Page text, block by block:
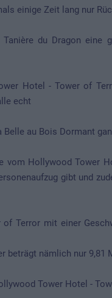
einige Zeit lang nur
du Dragon eine
Hotel - Tower of
echt
au Bois Dormant
vom Hollywood Tower
gibt und
Terror mit einer
beträgt nämlich nur 9,81
Tower Hotel -